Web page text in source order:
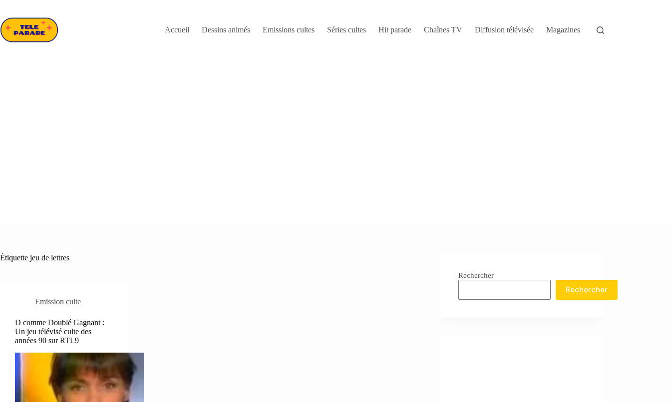
contenu
Accueil
Dessins animés Emissions cultes Séries cultes Hit parade Chaînes TV Diffusion télévisée Magazines
Étiquette jeu de lettres
Emission culte
D comme Doublé Gagnant :
Un jeu télévisé culte des
années 90 sur RTL9
Rechercher
Rechercher